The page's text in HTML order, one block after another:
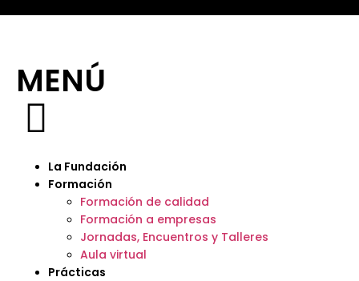
MENÚ
La Fundación
Formación
Formación de calidad
Formación a empresas
Jornadas, Encuentros y Talleres
Aula virtual
Prácticas